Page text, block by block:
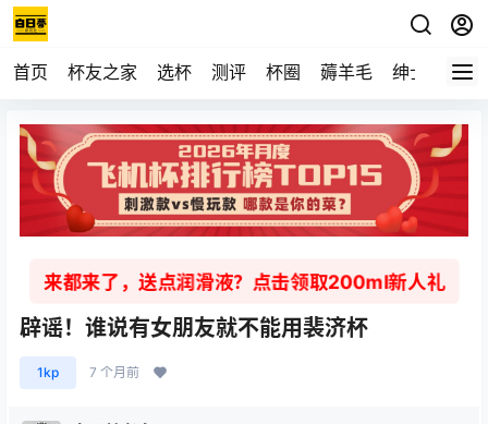
首页 杯友之家 选杯 测评 杯圈 薅羊毛 绅士 视频
来都来了，送点润滑液？点击领取200ml新人礼
辟谣！谁说有女朋友就不能用裴济杯
1kp 7 个月前